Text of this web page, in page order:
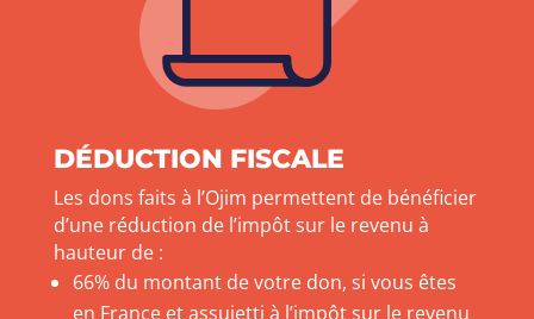
DÉDUCTION FISCALE
Les dons faits à l’Ojim permettent de bénéficier
d’une réduction de l’impôt sur le revenu à
hauteur de :
66% du montant de votre don, si vous êtes
en France et assujetti à l’impôt sur le revenu